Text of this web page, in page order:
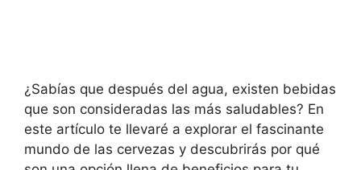
¿Sabías que después del agua, existen bebidas
que son consideradas las más saludables? En
este artículo te llevaré a explorar el fascinante
mundo de las cervezas y descubrirás por qué